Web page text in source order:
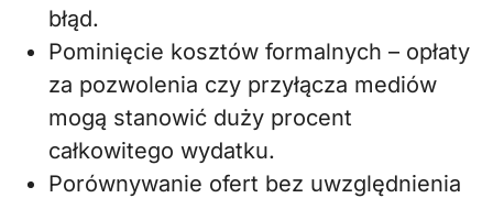
błąd.
Pominięcie kosztów formalnych – opłaty
za pozwolenia czy przyłącza mediów
mogą stanowić duży procent
całkowitego wydatku.
Porównywanie ofert bez uwzględnienia